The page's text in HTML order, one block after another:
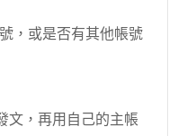
，或是否有其他帳號
文，再用自己的主帳